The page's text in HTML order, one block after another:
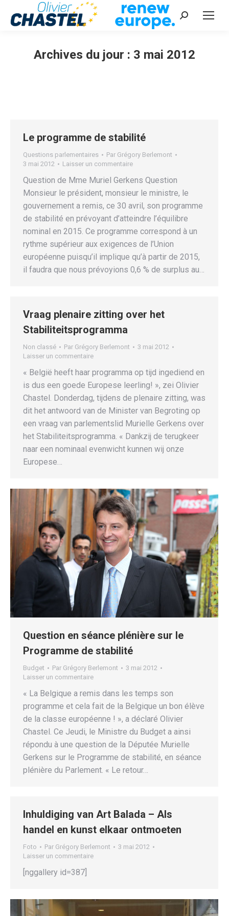
Recherche
Archives du jour : 3 mai 2012
Le programme de stabilité
Questions parlementaires Par Grégory Berlemont
3 mai 2012
Laisser un commentaire
Question de Mme Muriel Gerkens Question
Monsieur le président, monsieur le ministre, le
gouvernement a remis, ce 30 avril, son programme
de stabilité en prévoyant d’atteindre l’équilibre
nominal en 2015. Ce programme correspond à un
rythme supérieur aux exigences de l’Union
européenne puisqu’il implique qu’à partir de 2015,
il faudra que nous prévoyions 0,6 % de surplus au…
Vraag plenaire zitting over het
Stabiliteitsprogramma
Non classé Par Grégory Berlemont
3 mai 2012
Laisser un commentaire
« België heeft haar programma op tijd ingediend en
is dus een goede Europese leerling! », zei Olivier
Chastel. Donderdag, tijdens de plenaire zitting, was
dit het antwoord van de Minister van Begroting op
een vraag van parlementslid Murielle Gerkens over
het Stabiliteitsprogramma. « Dankzij de terugkeer
naar een nominaal evenwicht kunnen wij onze
Europese…
Question en séance plénière sur le
Programme de stabilité
Budget Par Grégory Berlemont
3 mai 2012
Laisser un commentaire
« La Belgique a remis dans les temps son
programme et cela fait de la Belgique un bon élève
de la classe européenne ! », a déclaré Olivier
Chastel. Ce Jeudi, le Ministre du Budget a ainsi
répondu à une question de la Députée Murielle
Gerkens sur le Programme de stabilité, en séance
plénière du Parlement. « Le retour…
Inhuldiging van Art Balada – Als
handel en kunst elkaar ontmoeten
Foto Par Grégory Berlemont
3 mai 2012
Laisser un commentaire
[nggallery id=387]